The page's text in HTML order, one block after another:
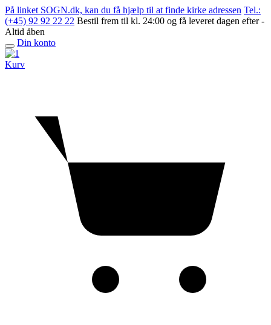
Skip
to
content
På linket SOGN.dk, kan du få hjælp til at finde kirke adressen Tel.:
(+45) 92 92 22 22 Bestil frem til kl. 24:00 og få leveret dagen efter -
Altid åben
Open
menu
Din konto
Kurv